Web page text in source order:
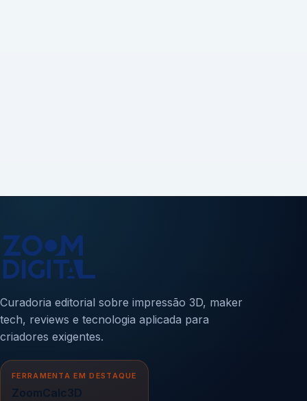
Curadoria editorial sobre impressão 3D, maker
tech, reviews e tecnologia aplicada para
criadores exigentes.
FERRAMENTA EM DESTAQUE
ZoomCalc3D